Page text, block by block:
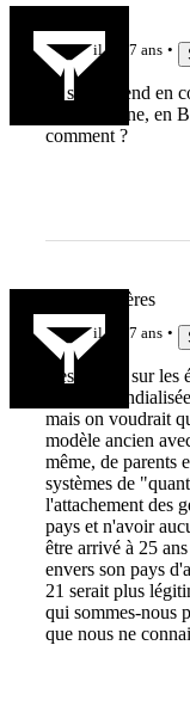
il y a 7 ans
Et si on prend en
en Catalogne, en
comment ?
Team Viscères
il y a 7 ans
Ces débats sur
société
mais on voudrait
modèle ancien
même, de parents
systèmes de
l'attachement des
pays et n'avoir
être arrivé à 25
envers son pays
21 serait plus
qui sommes-nous
que nous ne